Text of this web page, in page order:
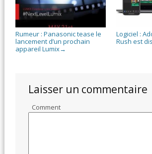
Rumeur : Panasonic tease le
lancement d’un prochain
appareil Lumix→
Logiciel :
Rush est
Laisser un commentaire
Comment